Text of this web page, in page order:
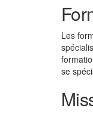
Les
se